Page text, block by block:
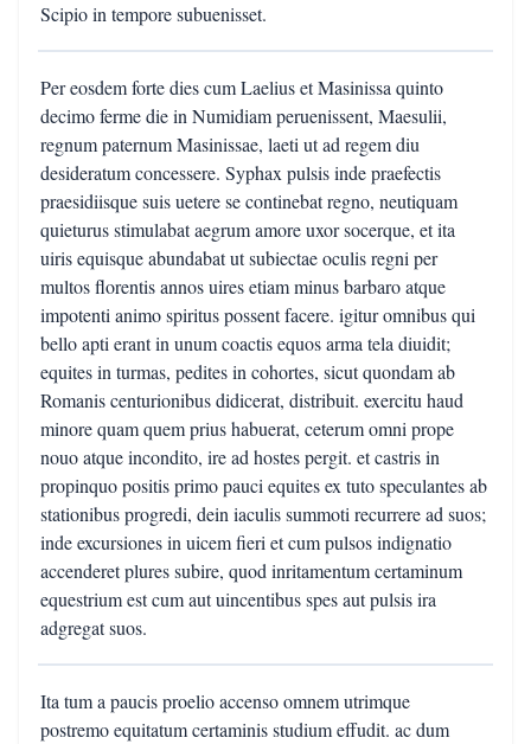
Scipio in tempore subuenisset.
Per eosdem forte dies cum Laelius et Masinissa quinto
decimo ferme die in Numidiam peruenissent, Maesulii,
regnum paternum Masinissae, laeti ut ad regem diu
desideratum concessere. Syphax pulsis inde praefectis
praesidiisque suis uetere se continebat regno, neutiquam
quieturus stimulabat aegrum amore uxor socerque, et ita
uiris equisque abundabat ut subiectae oculis regni per
multos florentis annos uires etiam minus barbaro atque
impotenti animo spiritus possent facere. igitur omnibus qui
bello apti erant in unum coactis equos arma tela diuidit;
equites in turmas, pedites in cohortes, sicut quondam ab
Romanis centurionibus didicerat, distribuit. exercitu haud
minore quam quem prius habuerat, ceterum omni prope
nouo atque incondito, ire ad hostes pergit. et castris in
propinquo positis primo pauci equites ex tuto speculantes ab
stationibus progredi, dein iaculis summoti recurrere ad suos;
inde excursiones in uicem fieri et cum pulsos indignatio
accenderet plures subire, quod inritamentum certaminum
equestrium est cum aut uincentibus spes aut pulsis ira
adgregat suos.
Ita tum a paucis proelio accenso omnem utrimque
postremo equitatum certaminis studium effudit. ac dum